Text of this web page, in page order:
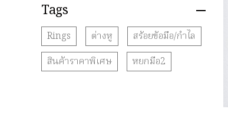
Tags
Rings ต่างหู
สร้อยข้อมือ/กำไล
สินค้าราคาพิเศษ
หยกมือ2